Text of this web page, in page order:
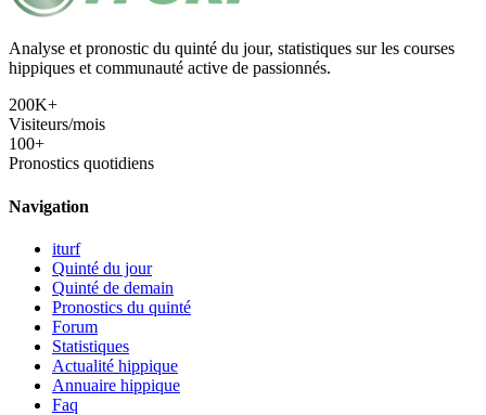
Analyse et pronostic du quinté du jour, statistiques sur les courses
hippiques et communauté active de passionnés.
200K+
Visiteurs/mois
100+
Pronostics quotidiens
Navigation
iturf
Quinté du jour
Quinté de demain
Pronostics du quinté
Forum
Statistiques
Actualité hippique
Annuaire hippique
Faq